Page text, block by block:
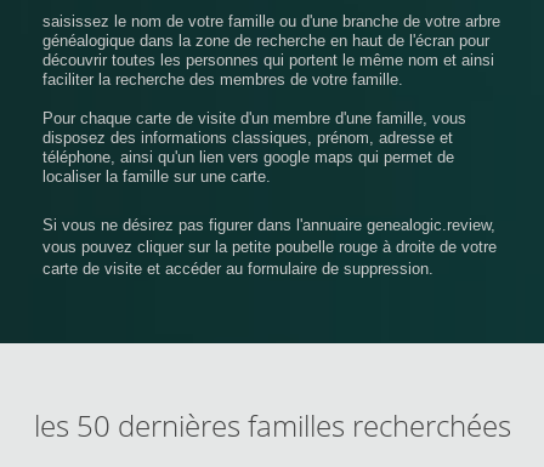
saisissez le nom de votre famille ou d'une branche de votre arbre
généalogique dans la zone de recherche en haut de l'écran pour
découvrir toutes les personnes qui portent le même nom et ainsi
faciliter la recherche des membres de votre famille.
Pour chaque carte de visite d'un membre d'une famille, vous
disposez des informations classiques, prénom, adresse et
téléphone, ainsi qu'un lien vers google maps qui permet de
localiser la famille sur une carte.
Si vous ne désirez pas figurer dans l'annuaire genealogic.review,
vous pouvez cliquer sur la petite poubelle rouge à droite de votre
carte de visite et accéder au formulaire de suppression.
les 50 dernières familles recherchées